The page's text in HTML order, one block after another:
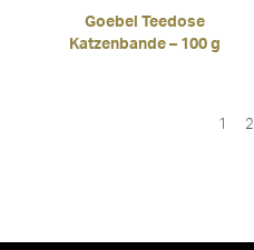
Goebel Teedose
Katzenbande – 100 g
1 2